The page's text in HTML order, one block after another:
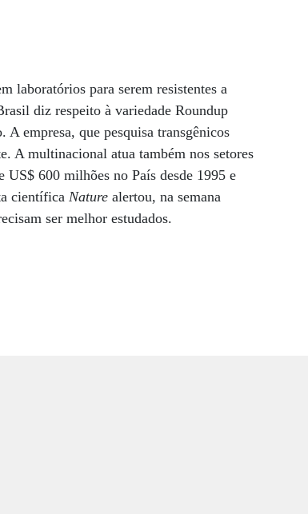
laboratórios para serem resistentes a
diz respeito à variedade Roundup
empresa, que pesquisa transgênicos
A multinacional atua também nos setores
600 milhões no País desde 1995 e
científicaNature alertou, na semana
ser melhor estudados.